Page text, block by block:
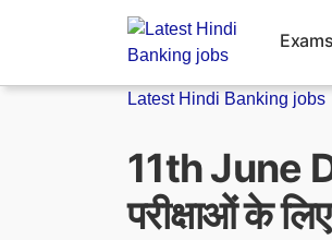
Exams
Latest Hindi Banking jobs
11th June
परीक्षाओं के